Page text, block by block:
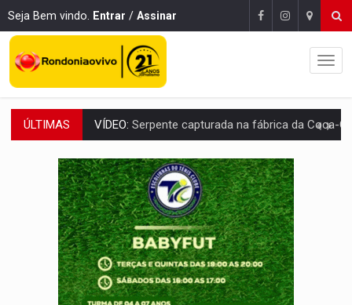
Seja Bem vindo. Entrar / Assinar
ÚLTIMAS HOMENAGEM:Cientistas cassados pelo AI-5 se tornam pesquisadores
VÍDEO:Perseguição é registrada no shopping após colombiana furtar
LUDOPATIA:Apostas online começam a afetar produtividade e rotina
REFLORESTAMENTO:Plantar árvores não será mais suficiente para
OVNIS NA LUA:Cientistas alertam para possível base secreta no satélite
ACABOU COM PEUGEOT:Incêndio destrói carro que era rebocado para oficina